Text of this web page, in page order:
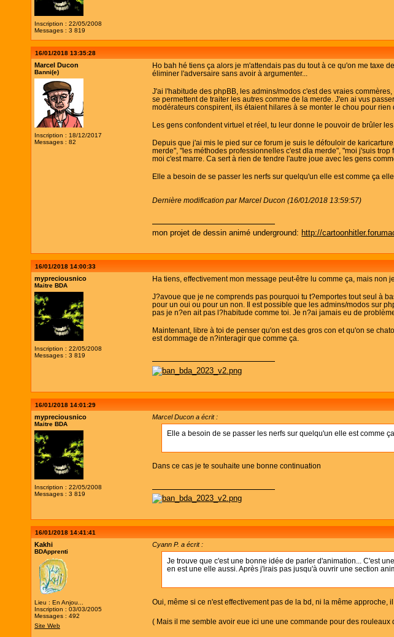
Inscription : 22/05/2008
Messages : 3 819
16/01/2018 13:35:28
Marcel Ducon
Banni(e)
Inscription : 18/12/2017
Messages : 82
Ho bah hé tiens ça alors je m'attendais pas du tout à ce qu'on me taxe
éliminer l'adversaire sans avoir à argumenter...
J'ai l'habitude des phpBB, les admins/modos c'est des vraies
se permettent de traiter les autres comme de la merde. J'en ai vus
modérateurs conspirent, ils étaient hilares à se monter le chou pour
Les gens confondent virtuel et réel, tu leur donne le pouvoir de brûler
Depuis que j'ai mis le pied sur ce forum je suis le défouloir de
merde", "les méthodes professionnelles c'est dla merde", "moi j'suis
moi c'est marre. Ca sert à rien de tendre l'autre joue avec les gens
Elle a besoin de se passer les nerfs sur quelqu'un elle est comme ça
Dernière modification par Marcel Ducon (16/01/2018 13:59:57)
mon projet de dessin animé underground:http://
16/01/2018 14:00:33
mypreciousnico
Maitre BDA
Inscription : 22/05/2008
Messages : 3 819
Ha tiens, effectivement mon message peut-être lu comme ça, mais non
J?avoue que je ne comprends pas pourquoi tu t?emportes tout seul à
pour un oui ou pour un non. Il est possible que les admins/modos sur
pas je n?en ait pas l?habitude comme toi. Je n?ai jamais eu de
Maintenant, libre à toi de penser qu'on est des gros con et qu'on se
est dommage de n?interagir que comme ça.
16/01/2018 14:01:29
mypreciousnico
Maitre BDA
Inscription : 22/05/2008
Messages : 3 819
Marcel Ducon a écrit :
Elle a besoin de se passer les nerfs sur quelqu'un elle est comme
Dans ce cas je te souhaite une bonne continuation
16/01/2018 14:41:41
Kakhi
BDApprenti
Lieu : En Anjou...
Inscription : 03/03/2005
Messages : 492
Site Web
Cyann P. a écrit :
Je trouve que c'est une bonne idée de parler d'animation... C'est
en est une elle aussi. Après j'irais pas jusqu'à ouvrir une section
Oui, même si ce n'est effectivement pas de la bd, ni la même
( Mais il me semble avoir eue ici une une commande pour des